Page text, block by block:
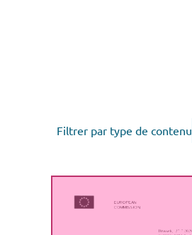
Filtrer par type de contenu